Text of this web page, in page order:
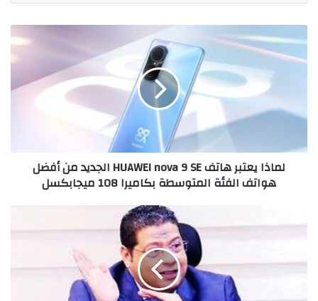
يعتبر
هاتف
SE
من
بكاميرا
لماذا يعتبر هاتف HUAWEI nova 9 SE الجديد من أفضل
هواتف الفئة المتوسطة بكاميرا 108 ميجابكسل
عبد